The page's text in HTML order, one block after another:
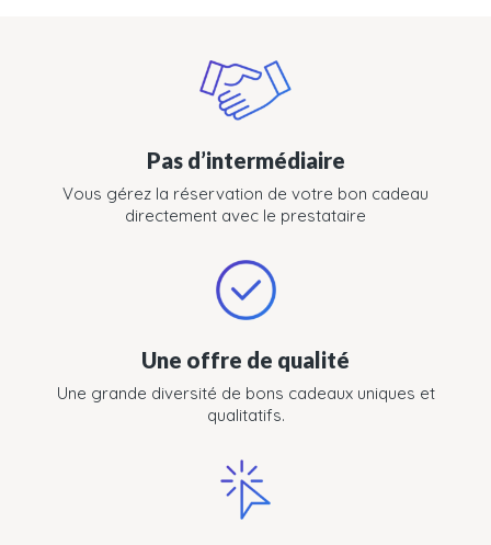
Pas d’intermédiaire
Vous gérez la réservation de votre bon cadeau
directement avec le prestataire
Une offre de qualité
Une grande diversité de bons cadeaux uniques et
qualitatifs.